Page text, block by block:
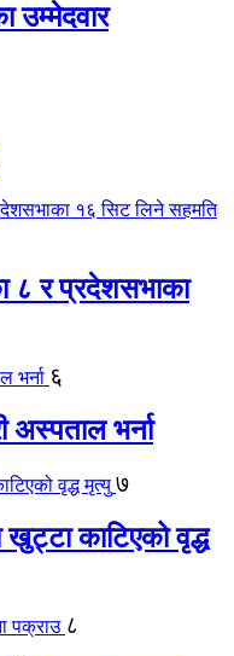
उम्मेदवार
८ र प्रदेशसभाका
६
अस्पताल भर्ना
७
काटिएको वृद्ध
८